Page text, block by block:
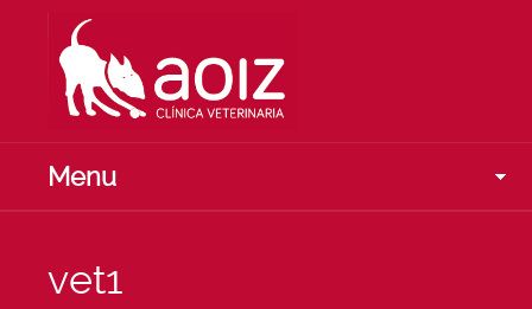
Menu
vet1